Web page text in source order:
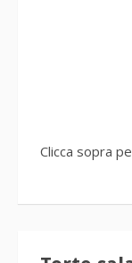
Clicca sopra